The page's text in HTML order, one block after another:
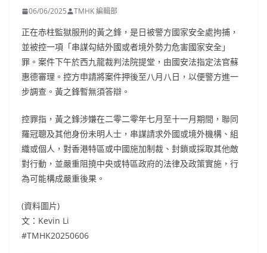
06/06/2025 TMHK 編輯部
正在赤柱監獄服刑的黃之鋒，是日被警方國家安全處拘捕，
並被控一項「串謀勾結外國或者境外勢力危害國家安全」
罪。案件下午於西九龍裁判法院提堂，由國安法指定法官蘇
惠德審理。控方申請將案件押後至八月八日，以便警方進一
步調查。黃之鋒暫無須答辯。
控罪指，黃之鋒涉嫌在二零二零年七月至十一月期間，聯同
羅冠聰及其他身份未明人士，串謀請求外國或境外機構、組
織或個人，對香港特區或中國施加制裁、封鎖或採取其他敵
對行動，並嚴重阻撓中央或特區政府的法律及政策實施，行
為可能構成嚴重後果。
(資料圖片)
文：Kevin Li
#TMHK20250606